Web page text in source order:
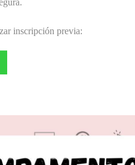
inscripción previa: